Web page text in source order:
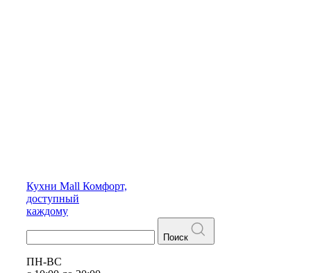
Кухни Mall Комфорт,
доступный
каждому
Поиск
ПН-ВС